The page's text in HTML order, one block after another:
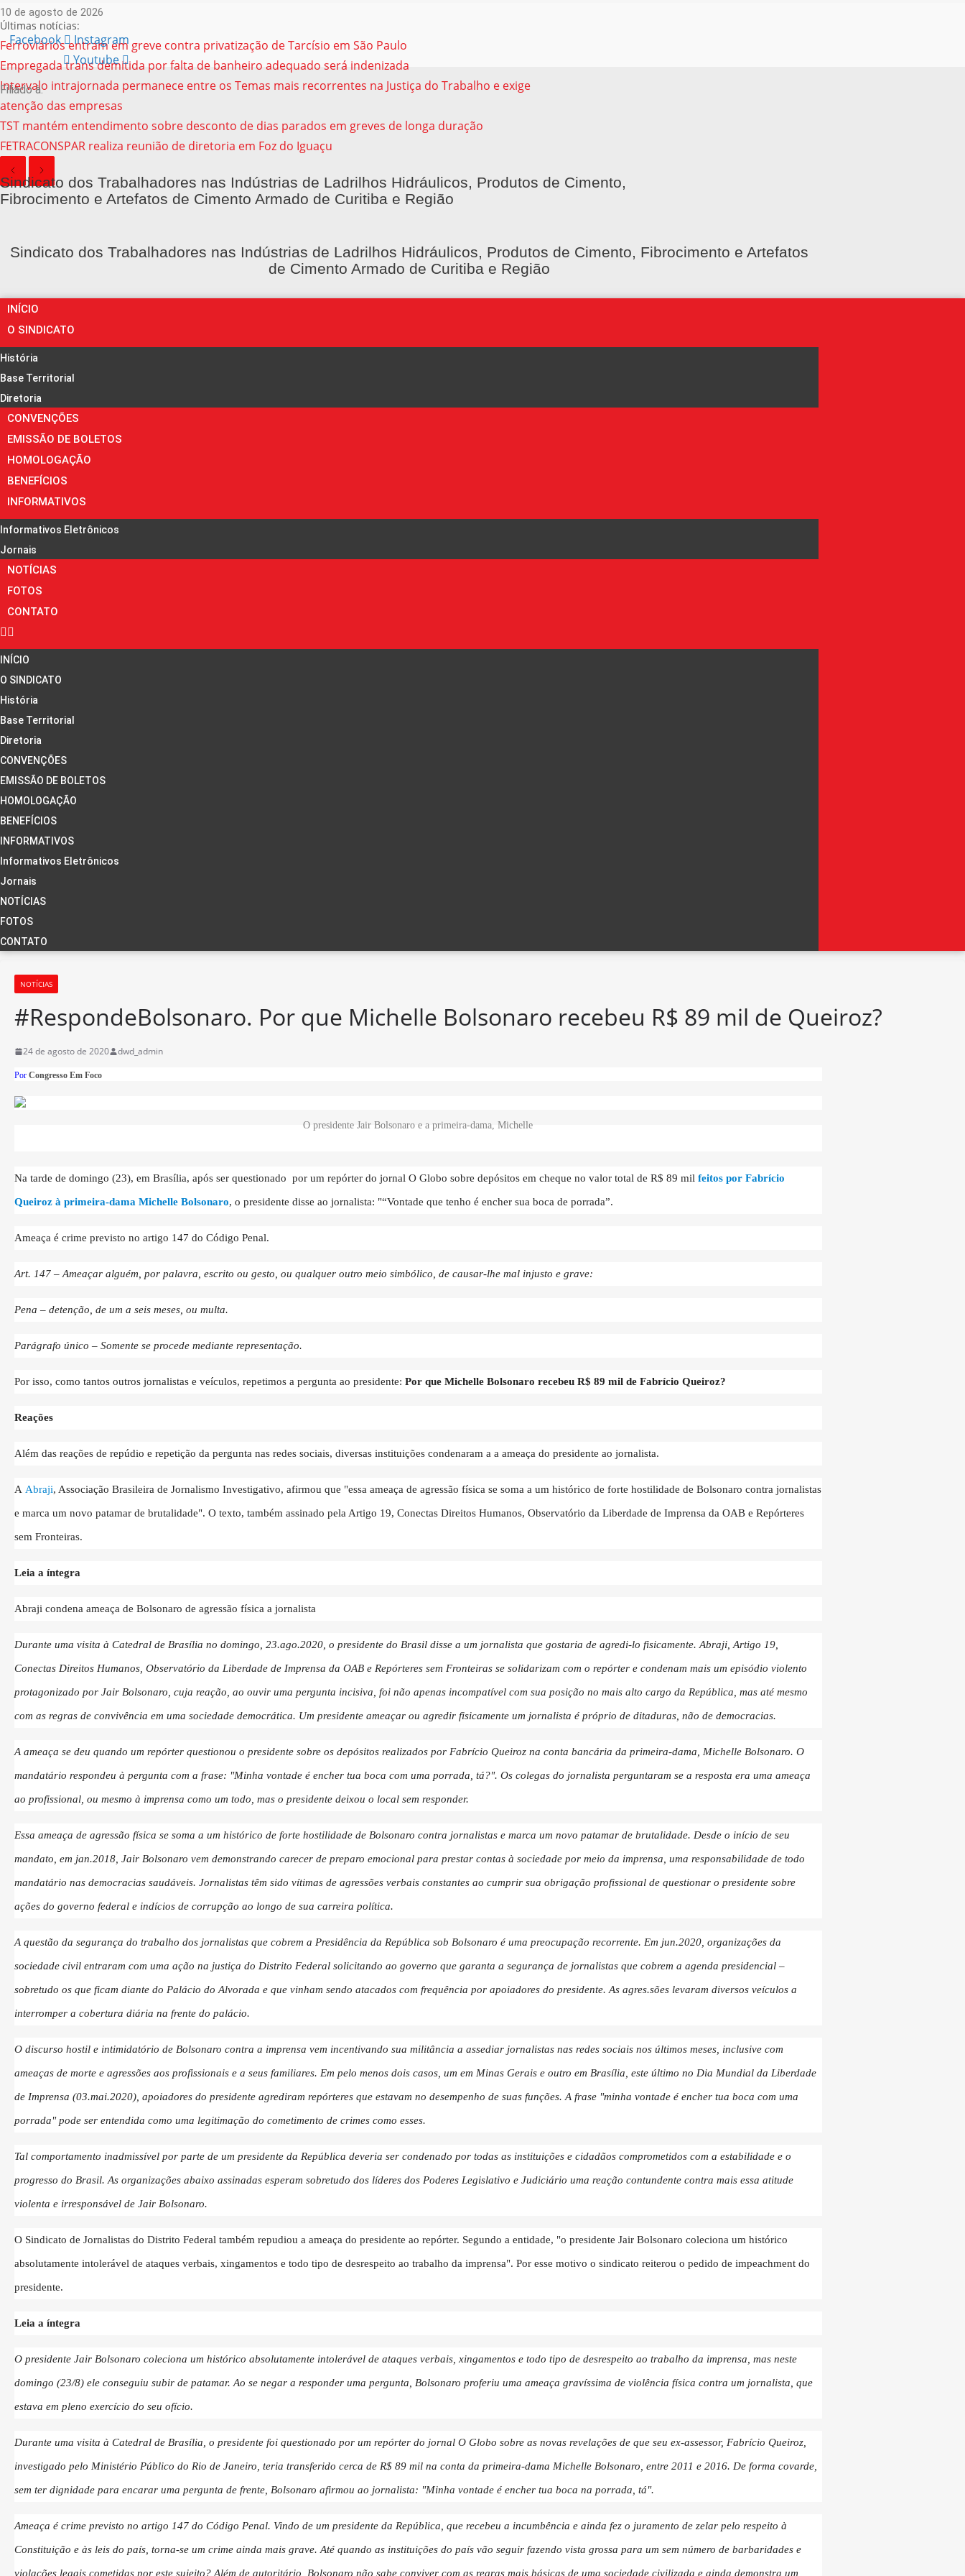
10 de agosto de 2026
Últimas notícias:
Ferroviários entram em greve contra privatização de Tarcísio em São Paulo
Empregada trans demitida por falta de banheiro adequado será indenizada
Intervalo intrajornada permanece entre os Temas mais recorrentes na Justiça do Trabalho e exige
atenção das empresas
TST mantém entendimento sobre desconto de dias parados em greves de longa duração
FETRACONSPAR realiza reunião de diretoria em Foz do Iguaçu
Facebook
Instagram
Youtube
Filiado à:
Sindicato dos Trabalhadores nas Indústrias de Ladrilhos Hidráulicos, Produtos de Cimento,
Fibrocimento e Artefatos de Cimento Armado de Curitiba e Região
Sindicato dos Trabalhadores nas Indústrias de Ladrilhos Hidráulicos, Produtos de Cimento, Fibrocimento e Artefatos
de Cimento Armado de Curitiba e Região
INÍCIO
O SINDICATO
História
Base Territorial
Diretoria
CONVENÇÕES
EMISSÃO DE BOLETOS
HOMOLOGAÇÃO
BENEFÍCIOS
INFORMATIVOS
Informativos Eletrônicos
Jornais
NOTÍCIAS
FOTOS
CONTATO
INÍCIO
O SINDICATO
História
Base Territorial
Diretoria
CONVENÇÕES
EMISSÃO DE BOLETOS
HOMOLOGAÇÃO
BENEFÍCIOS
INFORMATIVOS
Informativos Eletrônicos
Jornais
NOTÍCIAS
FOTOS
CONTATO
NOTÍCIAS
#RespondeBolsonaro. Por que Michelle Bolsonaro recebeu R$ 89 mil de Queiroz?
24 de agosto de 2020 dwd_admin
Por Congresso Em Foco
O presidente Jair Bolsonaro e a primeira-dama, Michelle
Carolina Antunes/PR
Na tarde de domingo (23), em Brasília, após ser questionado por um repórter do jornal O Globo sobre depósitos em cheque no valor total de R$ 89 mil feitos por Fabrício
Queiroz à primeira-dama Michelle Bolsonaro, o presidente disse ao jornalista: "“Vontade que tenho é encher sua boca de porrada”.
Ameaça é crime previsto no artigo 147 do Código Penal.
Art. 147 – Ameaçar alguém, por palavra, escrito ou gesto, ou qualquer outro meio simbólico, de causar-lhe mal injusto e grave:
Pena – detenção, de um a seis meses, ou multa.
Parágrafo único – Somente se procede mediante representação.
Por isso, como tantos outros jornalistas e veículos, repetimos a pergunta ao presidente: Por que Michelle Bolsonaro recebeu R$ 89 mil de Fabrício Queiroz?
Reações
Além das reações de repúdio e repetição da pergunta nas redes sociais, diversas instituições condenaram a a ameaça do presidente ao jornalista.
A Abraji, Associação Brasileira de Jornalismo Investigativo, afirmou que "essa ameaça de agressão física se soma a um histórico de forte hostilidade de Bolsonaro contra jornalistas
e marca um novo patamar de brutalidade". O texto, também assinado pela Artigo 19, Conectas Direitos Humanos, Observatório da Liberdade de Imprensa da OAB e Repórteres
sem Fronteiras.
Leia a íntegra
Abraji condena ameaça de Bolsonaro de agressão física a jornalista
Durante uma visita à Catedral de Brasília no domingo, 23.ago.2020, o presidente do Brasil disse a um jornalista que gostaria de agredi-lo fisicamente. Abraji, Artigo 19,
Conectas Direitos Humanos, Observatório da Liberdade de Imprensa da OAB e Repórteres sem Fronteiras se solidarizam com o repórter e condenam mais um episódio violento
protagonizado por Jair Bolsonaro, cuja reação, ao ouvir uma pergunta incisiva, foi não apenas incompatível com sua posição no mais alto cargo da República, mas até mesmo
com as regras de convivência em uma sociedade democrática. Um presidente ameaçar ou agredir fisicamente um jornalista é próprio de ditaduras, não de democracias.
A ameaça se deu quando um repórter questionou o presidente sobre os depósitos realizados por Fabrício Queiroz na conta bancária da primeira-dama, Michelle Bolsonaro. O
mandatário respondeu à pergunta com a frase: "Minha vontade é encher tua boca com uma porrada, tá?". Os colegas do jornalista perguntaram se a resposta era uma ameaça
ao profissional, ou mesmo à imprensa como um todo, mas o presidente deixou o local sem responder.
Essa ameaça de agressão física se soma a um histórico de forte hostilidade de Bolsonaro contra jornalistas e marca um novo patamar de brutalidade. Desde o início de seu
mandato, em jan.2018, Jair Bolsonaro vem demonstrando carecer de preparo emocional para prestar contas à sociedade por meio da imprensa, uma responsabilidade de todo
mandatário nas democracias saudáveis. Jornalistas têm sido vítimas de agressões verbais constantes ao cumprir sua obrigação profissional de questionar o presidente sobre
ações do governo federal e indícios de corrupção ao longo de sua carreira política.
A questão da segurança do trabalho dos jornalistas que cobrem a Presidência da República sob Bolsonaro é uma preocupação recorrente. Em jun.2020, organizações da
sociedade civil entraram com uma ação na justiça do Distrito Federal solicitando ao governo que garanta a segurança de jornalistas que cobrem a agenda presidencial –
sobretudo os que ficam diante do Palácio do Alvorada e que vinham sendo atacados com frequência por apoiadores do presidente. As agres.sões levaram diversos veículos a
interromper a cobertura diária na frente do palácio.
O discurso hostil e intimidatório de Bolsonaro contra a imprensa vem incentivando sua militância a assediar jornalistas nas redes sociais nos últimos meses, inclusive com
ameaças de morte e agressões aos profissionais e a seus familiares. Em pelo menos dois casos, um em Minas Gerais e outro em Brasília, este último no Dia Mundial da Liberdade
de Imprensa (03.mai.2020), apoiadores do presidente agrediram repórteres que estavam no desempenho de suas funções. A frase "minha vontade é encher tua boca com uma
porrada" pode ser entendida como uma legitimação do cometimento de crimes como esses.
Tal comportamento inadmissível por parte de um presidente da República deveria ser condenado por todas as instituições e cidadãos comprometidos com a estabilidade e o
progresso do Brasil. As organizações abaixo assinadas esperam sobretudo dos líderes dos Poderes Legislativo e Judiciário uma reação contundente contra mais essa atitude
violenta e irresponsável de Jair Bolsonaro.
O Sindicato de Jornalistas do Distrito Federal também repudiou a ameaça do presidente ao repórter. Segundo a entidade, "o presidente Jair Bolsonaro coleciona um histórico
absolutamente intolerável de ataques verbais, xingamentos e todo tipo de desrespeito ao trabalho da imprensa". Por esse motivo o sindicato reiterou o pedido de impeachment do
presidente.
Leia a íntegra
O presidente Jair Bolsonaro coleciona um histórico absolutamente intolerável de ataques verbais, xingamentos e todo tipo de desrespeito ao trabalho da imprensa, mas neste
domingo (23/8) ele conseguiu subir de patamar. Ao se negar a responder uma pergunta, Bolsonaro proferiu uma ameaça gravíssima de violência física contra um jornalista, que
estava em pleno exercício do seu ofício.
Durante uma visita à Catedral de Brasília, o presidente foi questionado por um repórter do jornal O Globo sobre as novas revelações de que seu ex-assessor, Fabrício Queiroz,
investigado pelo Ministério Público do Rio de Janeiro, teria transferido cerca de R$ 89 mil na conta da primeira-dama Michelle Bolsonaro, entre 2011 e 2016. De forma covarde,
sem ter dignidade para encarar uma pergunta de frente, Bolsonaro afirmou ao jornalista: "Minha vontade é encher tua boca na porrada, tá".
Ameaça é crime previsto no artigo 147 do Código Penal. Vindo de um presidente da República, que recebeu a incumbência e ainda fez o juramento de zelar pelo respeito à
Constituição e às leis do país, torna-se um crime ainda mais grave. Até quando as instituições do país vão seguir fazendo vista grossa para um sem número de barbaridades e
violações legais cometidas por este sujeito? Além de autoritário, Bolsonaro não sabe conviver com as regras mais básicas de uma sociedade civilizada e ainda demonstra um